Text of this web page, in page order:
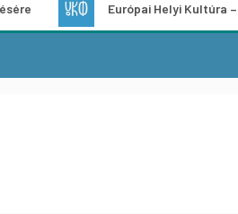
Európai Helyi Kultúra –